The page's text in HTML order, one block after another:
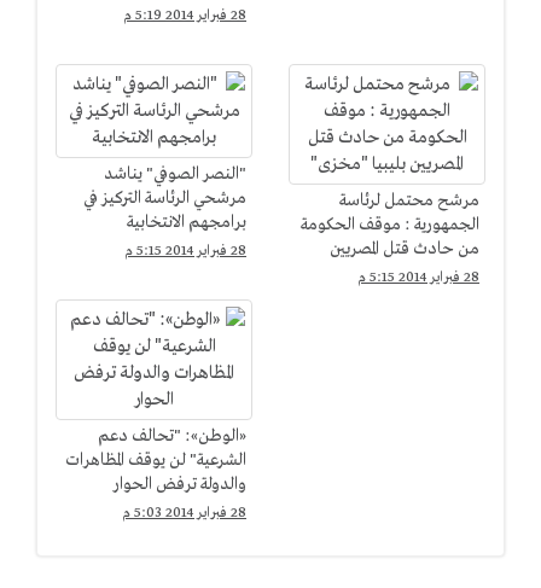
الشعب
28 فبراير 2014 5:19 م
مرشح محتمل لرئاسة
الجمهورية : موقف الحكومة
من حادث قتل المصريين
بليبيا "مخزى"
28 فبراير 2014 5:15 م
"النصر الصوفي" يناشد
مرشحي الرئاسة التركيز في
برامجهم الانتخابية
28 فبراير 2014 5:15 م
«الوطن»: "تحالف دعم
الشرعية" لن يوقف المظاهرات
والدولة ترفض الحوار
28 فبراير 2014 5:03 م